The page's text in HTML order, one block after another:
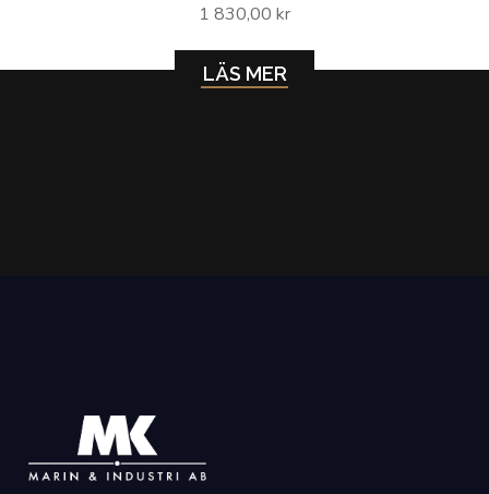
1 830,00 kr
LÄS MER